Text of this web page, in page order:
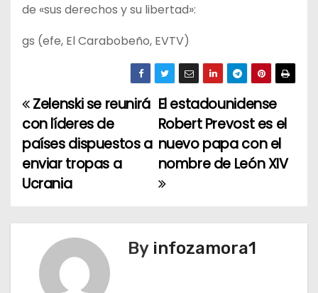
de «sus derechos y su libertad»:
gs (efe, El Carabobeño, EVTV)
N
a
v
g
El estadounidense
Robert Prevost es el
nuevo papa con el
nombre de León XIV
Zelenski se reunirá
con líderes de
países dispuestos a
enviar tropas a
Ucrania
By infozamora1